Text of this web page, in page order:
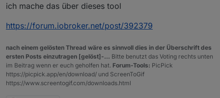
ausschalten. Ich habe mir den Getadmin adapter
an und aus nicht. könnt ihr mir hierzu bitte helfen
möchte das ganze dann auch in Blockly umsetzen..
ich mache das über dieses tool
https://forum.iobroker.net/post/392379
nach einem gelösten Thread wäre es sinnvoll dies in der Überschrift des
ersten Posts einzutragen [gelöst]-... Bitte benutzt das Voting rechts unten
im Beitrag wenn er euch geholfen hat. Forum-Tools: PicPick
https://picpick.app/en/download/ und ScreenToGif
https://www.screentogif.com/downloads.html